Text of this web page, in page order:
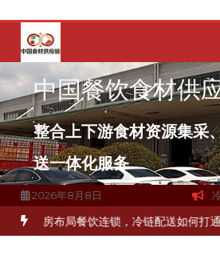
容
中国餐饮食材供
整合上下游食材资源集采
送一体化服务
2026年8月8日
材流通难题？ 杭州中央厨房布局餐饮连